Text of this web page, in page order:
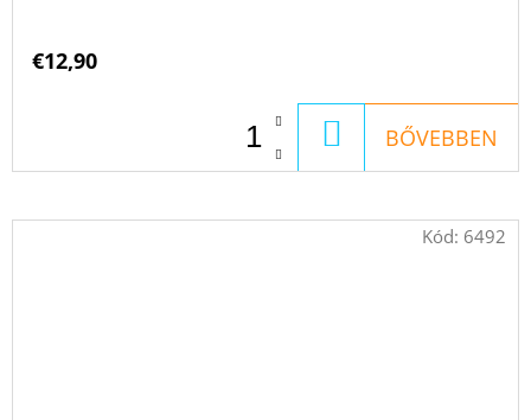
€12,90
KOSÁRBA
BŐVEBBEN
Kód: 6492